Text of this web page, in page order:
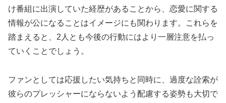
け番組に出演していた経歴があることから、恋愛に関する
情報が公になることはイメージにも関わります。これらを
踏まえると、2人とも今後の行動にはより一層注意を払っ
ていくことでしょう。
ファンとしては応援したい気持ちと同時に、過度な詮索が
彼らのプレッシャーにならないよう配慮する姿勢も大切で